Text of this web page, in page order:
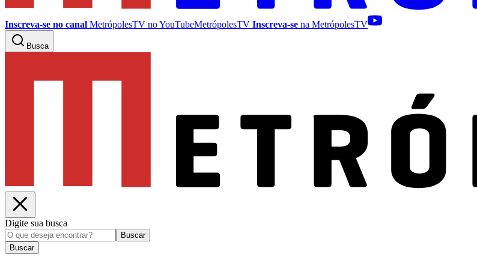
Inscreva-se no canal MetrópolesTV noYouTubeMetrópolesTV Inscreva-se na MetrópolesTV
Busca
Digite sua busca
Buscar
Buscar